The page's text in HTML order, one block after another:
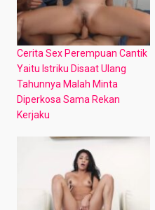
Cerita Sex Perempuan Cantik
Yaitu Istriku Disaat Ulang
Tahunnya Malah Minta
Diperkosa Sama Rekan
Kerjaku